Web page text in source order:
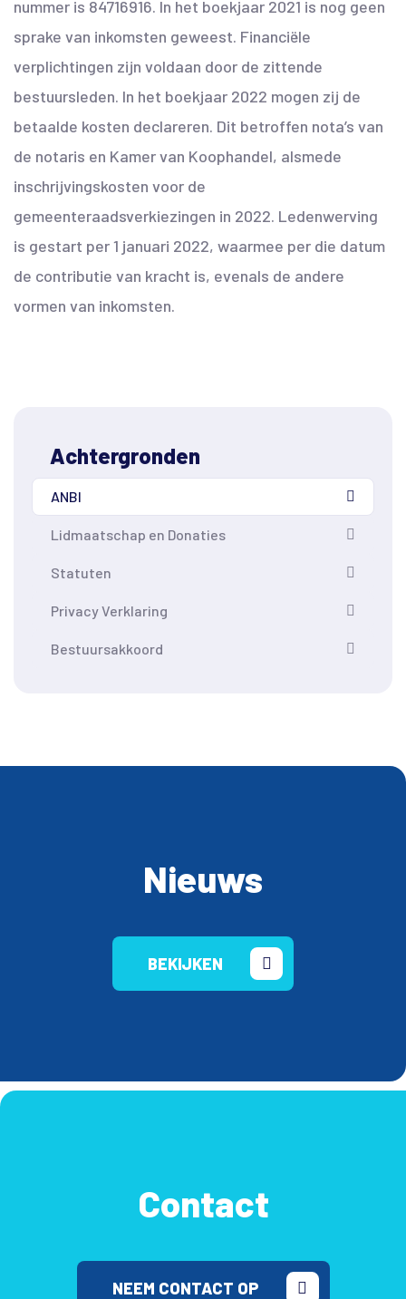
nummer is 84716916. In het boekjaar 2021 is nog geen
sprake van inkomsten geweest. Financiële
verplichtingen zijn voldaan door de zittende
bestuursleden. In het boekjaar 2022 mogen zij de
betaalde kosten declareren. Dit betroffen nota’s van
de notaris en Kamer van Koophandel, alsmede
inschrijvingskosten voor de
gemeenteraadsverkiezingen in 2022. Ledenwerving
is gestart per 1 januari 2022, waarmee per die datum
de contributie van kracht is, evenals de andere
vormen van inkomsten.
Achtergronden
ANBI
Lidmaatschap en Donaties
Statuten
Privacy Verklaring
Bestuursakkoord
Nieuws
BEKIJKEN
Contact
NEEM CONTACT OP